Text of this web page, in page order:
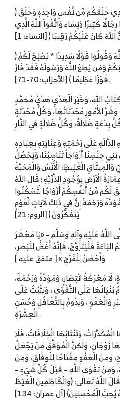
﴿ يَا أَيُّهَا النَّاسُ اتَّقُواْ رَبَّكُمُ الَّذِي خَلَقَكُم مِّن نَّفْسٍ وَاحِدَةٍ وَخَلَقَ
كَثِيرًا وَنِسَاء وَاتَّقُواْ اللّهَ الَّذِي
﴿ يَا أَيُّهَا الَّذِينَ آمَنُوا اتَّقُوا اللَّهَ وَقُولُوا قَوْلًا سَدِيدًا * يُصْلِحْ لَكُمْ
وَمَن يُطِعْ اللَّهَ وَرَسُولَهُ فَقَدْ فَازَ
فَوْزًا عَظِيمًا ﴾ [الأحزاب: 70-71].
اللهِ، وَخَيْرَ الْهَدْيِ هَدْيُ مُحَمَّدٍ
الأُمُورِ مُحْدَثَاتُهَا، وَكُلَّ مُحْدَثَةٍ
الدَّالَةِ عَلَى رَحْمَتِهِ وَعِنَايَتِهِ بِعِبَادِهِ
جِنْسِنَا أَزَوَاجاً تَنَاسِبُنَا، وَيَحْصُلُ
الْغَلِيظِ: الْأُنْسُ وَالْمَحَبَّةُ
الْأرْضِ بِوُجُودِ الذَّرِّيَّةِ ؛ قَالَ اللهُ
لَكُم مِّنْ أَنفُسِكُمْ أَزْوَاجًا لِّتَسْكُنُوا
وَرَحْمَةً إِنَّ فِي ذَلِكَ لَآيَاتٍ لِّقَوْمٍ
يَتَفَكَّرُونَ ﴾ [الروم: 21]
اللَّهُ عَلَيْهِ وِآلِهِ وَسَلَّمَ – «يَا مَعْشَرَ
فَلْيَتَزَوَّجْ، فَإِنَّهُ أَغَضُّ لِلْبَصَرِ،
وَأَحْصَنُ لِلْفَرْجِ » [ متفق عليه ]
لَا مَعْرَكَةُ انْتِصَارٍ، وَمَوَدَّةٌ وَرَحْمَةٌ،
بُنْيَانُهَا عَلَى التَّقْوَى ، وَيَثْبُتُ عَلَى
وَالْعَفْوِ ، وَيَدُومُ بِالتَّغَافُلِ وَحُسْنِ
الْعِشْرَةِ .
الْمُكَدِّرَاتُ، وَتَنْتَابُهَا الْخِلَافَاتُ، فَلَا
زَوْجَانِ، وَلَكِنَّ الْمُوَفَّقَ مَنْ يَجْعَلُ
وَمِنَ الْعَفْوِ مِفْتَاحًا لِلْوِفَاقِ، وَمِنَ
وَمِنْ تَقْوَى اللَّهِ – قَبْلَ كُلِّ شَيْءٍ –
اللَّهُ تَعَالَى: ﴿وَالْكَاظِمِينَ الْغَيْظَ